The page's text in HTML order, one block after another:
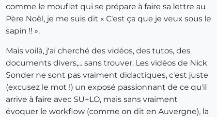
comme le mouflet qui se prépare à faire sa lettre au
Père Noël, je me suis dit « C'est ça que je veux sous le
sapin !! ».
Mais voilà, j'ai cherché des vidéos, des tutos, des
documents divers,... sans trouver. Les vidéos de Nick
Sonder ne sont pas vraiment didactiques, c'est juste
(excusez le mot !) un exposé passionnant de ce qu'il
arrive à faire avec SU+LO, mais sans vraiment
évoquer le workflow (comme on dit en Auvergne), la